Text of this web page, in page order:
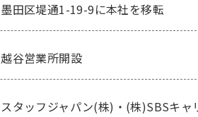
墨田区堤通1-19-9に本社を移転
越谷営業所開設
スタッフジャパン(株)・(株)SBSキ